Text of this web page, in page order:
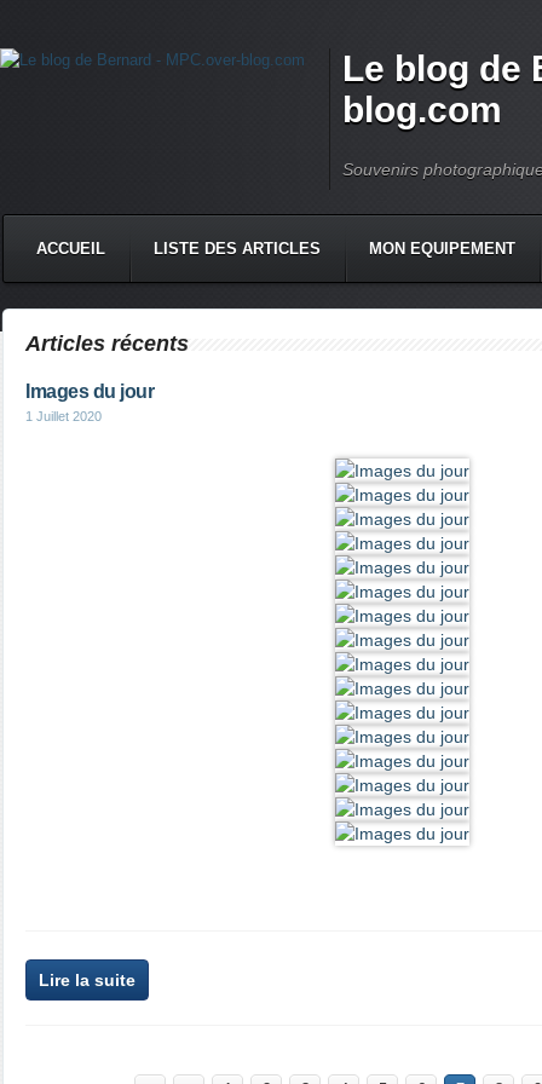
Le blog de
blog.com
Souvenirs
ACCUEIL LISTE DES ARTICLES MON EQUIPEMENT
Articles récents
Images du jour
1 Juillet 2020
Lire la suite